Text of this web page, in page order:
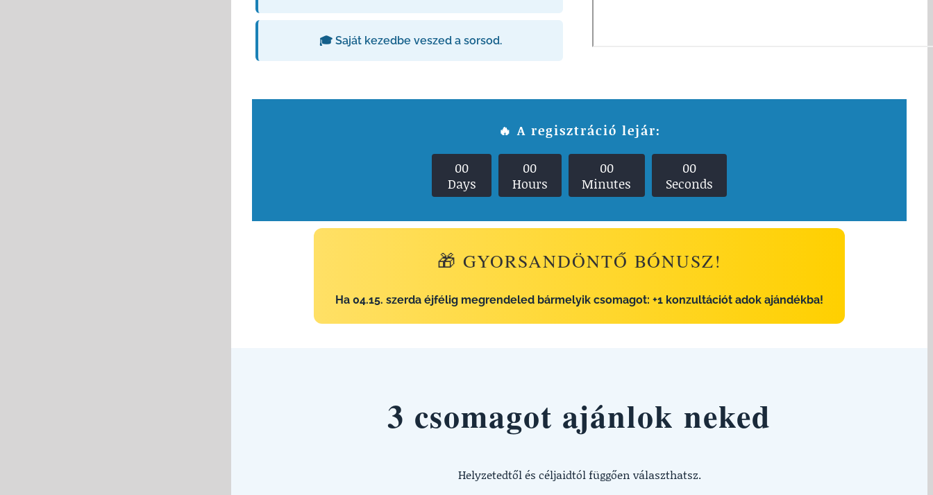
🎓 Saját kezedbe veszed a sorsod.
🔥 A regisztráció lejár:
00
Days
00
Hours
00
Minutes
00
Seconds
🎁 GYORSANDÖNTŐ BÓNUSZ!
Ha 04.15. szerda éjfélig megrendeled bármelyik csomagot: +1 konzultációt adok ajándékba!
3 csomagot ajánlok neked
Helyzetedtől és céljaidtól függően választhatsz.